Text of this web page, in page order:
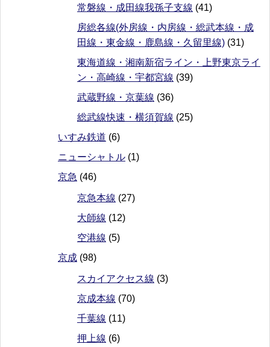
常磐線・成田線我孫子支線 (41)
房総各線(外房線・内房線・総武本線・成
田線・東金線・鹿島線・久留里線) (31)
東海道線・湘南新宿ライン・上野東京ライ
ン・高崎線・宇都宮線 (39)
武蔵野線・京葉線 (36)
総武線快速・横須賀線 (25)
いすみ鉄道 (6)
ニューシャトル (1)
京急 (46)
京急本線 (27)
大師線 (12)
空港線 (5)
京成 (98)
スカイアクセス線 (3)
京成本線 (70)
千葉線 (11)
押上線 (6)